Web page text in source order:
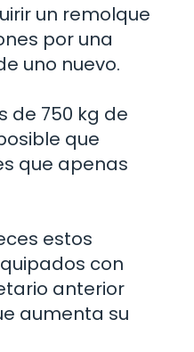
un remolque
por una
uno nuevo.
de 750 kg de
que
que apenas
estos
con
anterior
aumenta su